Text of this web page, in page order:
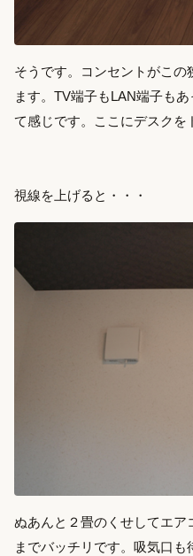
そうです。コンセントがこの
ます。TV端子もLAN端子も
て感じです。ここにデスクを
視線を上げると・・・
ぬあんと２畳のくせしてエア
までバッチリです。吸気口